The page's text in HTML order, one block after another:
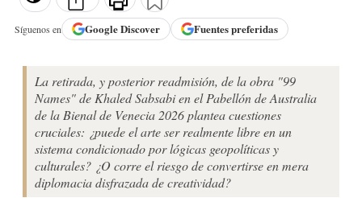
Síguenos en GoogleDiscover Fuentes preferidas
La retirada, y posterior readmisión, de la obra "99
Names" de Khaled Sabsabi en el Pabellón de Australia
de la Bienal de Venecia 2026 plantea cuestiones
cruciales: ¿puede el arte ser realmente libre en un
sistema condicionado por lógicas geopolíticas y
culturales? ¿O corre el riesgo de convertirse en mera
diplomacia disfrazada de creatividad?